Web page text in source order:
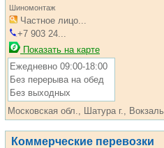
Шиномонтаж
Частное лицо...
+7 903 24...
Показать на карте
Ежедневно 09:00-18:00
Без перерыва на обед
Без выходных
Московская обл., Шатура г.,
Коммерческие перевозки